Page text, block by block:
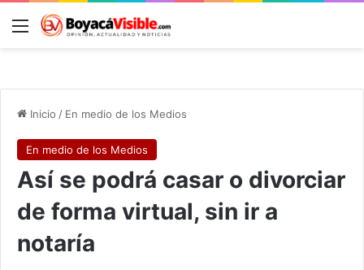
Menú
Inicio / En medio de los Medios
En medio de los Medios
Así se podrá casar o divorciar
de forma virtual, sin ir a
notaría